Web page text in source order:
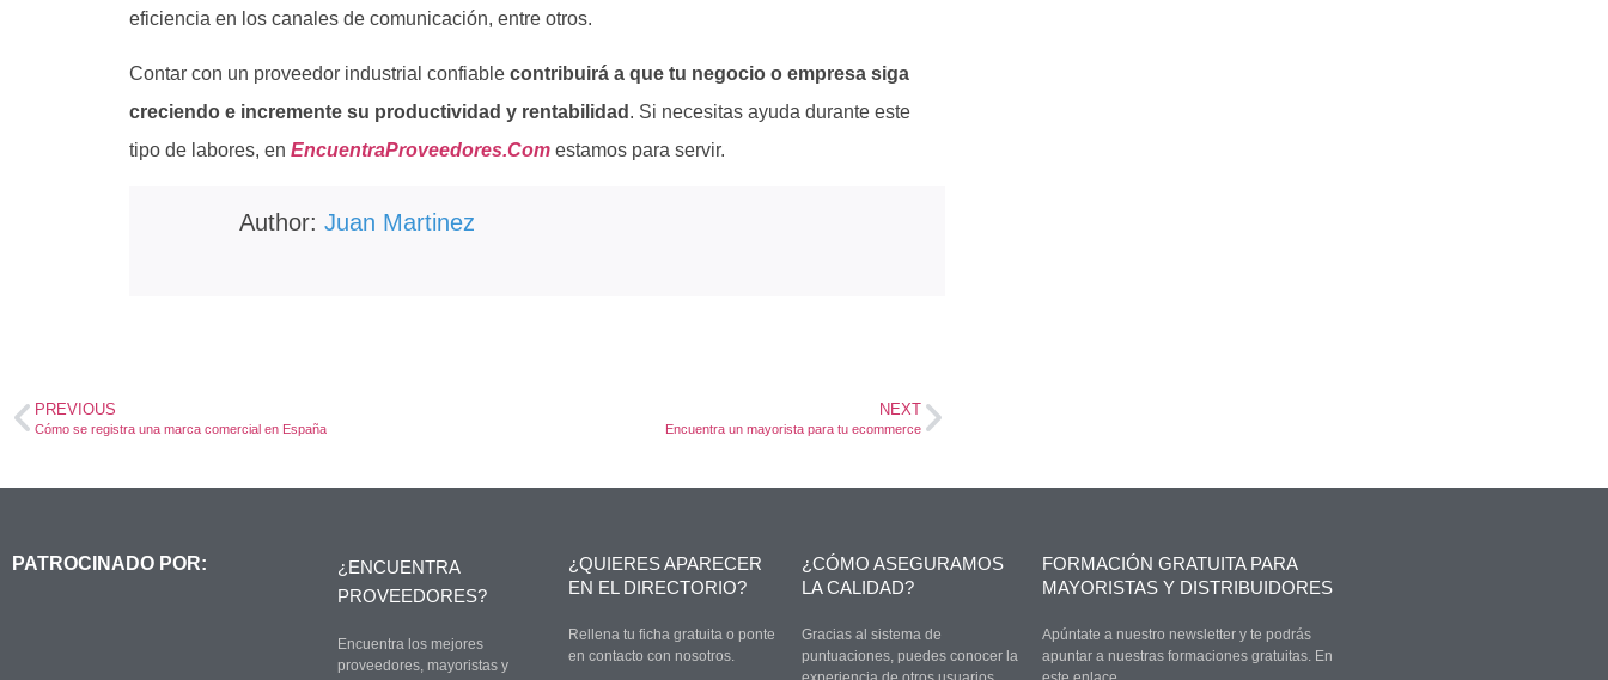
eficiencia en los canales de comunicación, entre otros.
Contar con un proveedor industrial confiable contribuirá a que tu negocio o empresa siga
creciendo e incremente su productividad y rentabilidad . Si necesitas ayuda durante este
tipo de labores, en EncuentraProveedores.Com estamos para servir.
Author: Juan Martinez
PREVIOUS
Cómo se registra una marca comercial en España
NEXT
Encuentra un mayorista para tu ecommerce
PATROCINADO POR:
¿ENCUENTRA
PROVEEDORES?
Encuentra los mejores
proveedores, mayoristas y
¿QUIERES APARECER
EN EL DIRECTORIO?
Rellena tu ficha gratuita o ponte
en contacto con nosotros.
¿CÓMO ASEGURAMOS
LA CALIDAD?
Gracias al sistema de
puntuaciones, puedes conocer la
FORMACIÓN GRATUITA PARA
MAYORISTAS Y DISTRIBUIDORES
Apúntate a nuestro newsletter y te podrás
apuntar a nuestras formaciones gratuitas. En